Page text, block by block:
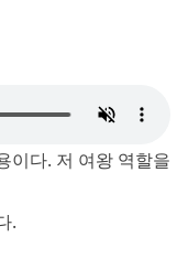
이다. 저 여왕 역할을
.